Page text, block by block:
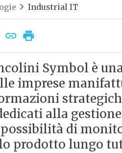
Industrial IT
Symbol è
imprese
alla
di
prodotto lungo